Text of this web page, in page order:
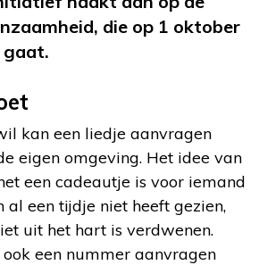
die op 1 oktober
kan een liedje aanvragen
eigen omgeving. Het idee van
een cadeautje is voor iemand
al een tijdje niet heeft gezien,
uit het hart is verdwenen.
een nummer aanvragen